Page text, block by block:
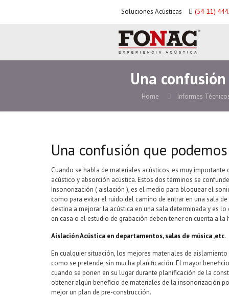
Soluciones Acústicas (54-11)
Una
Home Informes
Una confusión que
Cuando se habla de materiales acústicos, es muy
acústico y absorción acústica. Estos dos términos se
Insonorización ( aislación ), es el medio para bloquear el
como para evitar el ruido del camino de entrar en una sala
destina a mejorar la acústica en una sala determinada y es
en casa o el estudio de grabación deben tener en cuenta a
Aislación Acústica en departamentos, salas de música ,etc.
En cualquier situación, los mejores materiales de
como se pretende, sin mucha planificación. El mayor
cuando se ponen en su lugar durante planificación de la
obtener algún beneficio de materiales de la insonorización
mejor un plan de pre-construcción.